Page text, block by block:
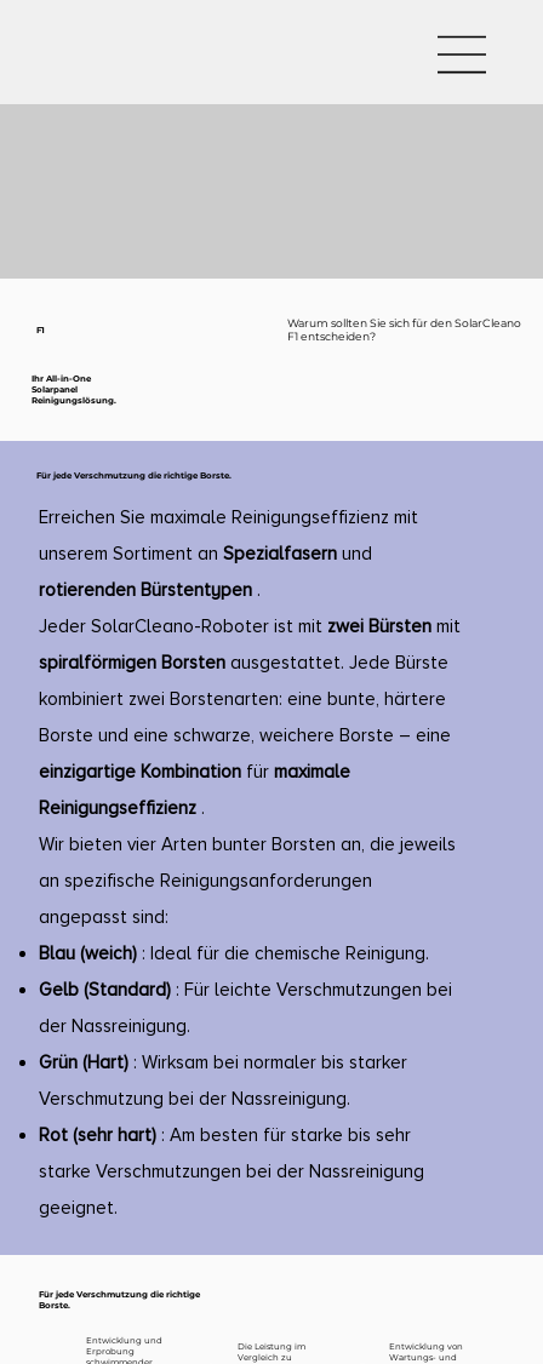
F1
Warum sollten Sie sich für den SolarCleano
F1 entscheiden?
Ihr All-in-One
Solarpanel
Reinigungslösung.
Für jede Verschmutzung die richtige Borste.
Erreichen Sie maximale Reinigungseffizienz mit
unserem Sortiment an Spezialfasernund
rotierenden Bürstentypen.
Jeder SolarCleano-Roboter ist mit zwei Bürstenmit
spiralförmigen Borstenausgestattet. Jede Bürste
kombiniert zwei Borstenarten: eine bunte, härtere
Borste und eine schwarze, weichere Borste – eine
einzigartige Kombinationfür maximale
Reinigungseffizienz.
Wir bieten vier Arten bunter Borsten an, die jeweils
an spezifische Reinigungsanforderungen
angepasst sind:
Blau (weich): Ideal für die chemische Reinigung.
Gelb (Standard): Für leichte Verschmutzungen bei
der Nassreinigung.
Grün (Hart): Wirksam bei normaler bis starker
Verschmutzung bei der Nassreinigung.
Rot (sehr hart): Am besten für starke bis sehr
starke Verschmutzungen bei der Nassreinigung
geeignet.
Für jede Verschmutzung die richtige
Borste.
Entwicklung und
Erprobung
Die Leistung im
Vergleich zu
Entwicklung von
Wartungs- und